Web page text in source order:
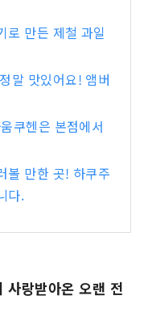
로 만든 제철 과일
말 맛있어요! 앰버
쿠헨은 본점에서
볼 만한 곳! 하쿠주
다.
사랑받아온 오랜 전